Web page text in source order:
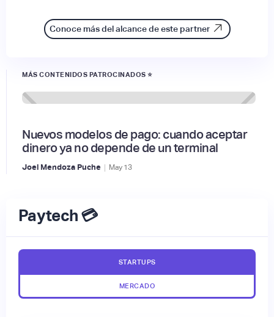
Conoce más del alcance de este partner
MÁS CONTENIDOS PATROCINADOS ⭐
Nuevos modelos de pago: cuando aceptar
dinero ya no depende de un terminal
Joel Mendoza Puche | May 13
Paytech 💳
STARTUPS
MERCADO